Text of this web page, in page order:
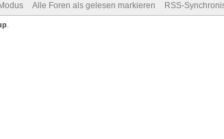
Alle Foren als gelesen markieren RSS-
.